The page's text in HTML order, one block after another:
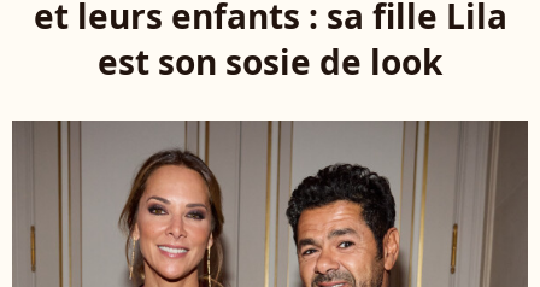
et leurs enfants : sa fille Lila
est son sosie de look